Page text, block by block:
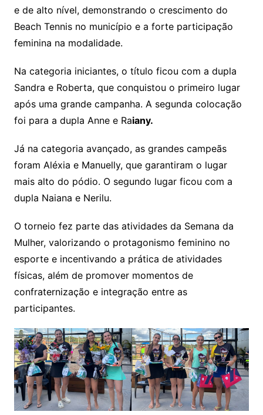
e de alto nível, demonstrando o crescimento do
Beach Tennis no município e a forte participação
feminina na modalidade.
Na categoria iniciantes, o título ficou com a dupla
Sandra e Roberta, que conquistou o primeiro lugar
após uma grande campanha. A segunda colocação
foi para a dupla Anne e Raiany.
Já na categoria avançado, as grandes campeãs
foram Aléxia e Manuelly, que garantiram o lugar
mais alto do pódio. O segundo lugar ficou com a
dupla Naiana e Nerilu.
O torneio fez parte das atividades da Semana da
Mulher, valorizando o protagonismo feminino no
esporte e incentivando a prática de atividades
físicas, além de promover momentos de
confraternização e integração entre as
participantes.